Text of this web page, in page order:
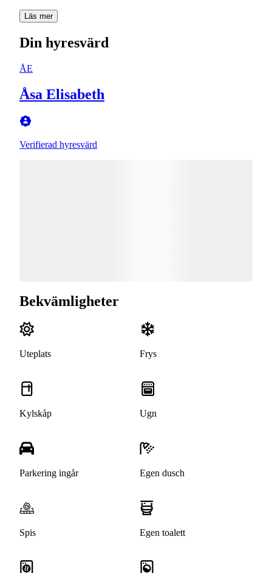
Läs mer
Din hyresvärd
ÅE
Åsa Elisabeth
Verifierad hyresvärd
Bekvämligheter
Uteplats Frys
Kylskåp Ugn
Parkering ingår Egen dusch
Spis Egen toalett